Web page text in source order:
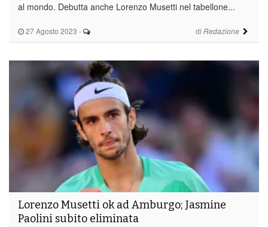
27 Agosto 2023 - di Redazione
al mondo. Debutta anche Lorenzo Musetti nel tabellone...
Lorenzo Musetti ok ad Amburgo; Jasmine
Paolini subito eliminata